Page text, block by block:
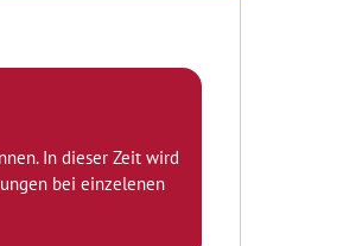
In dieser Zeit wird
bei einzelenen